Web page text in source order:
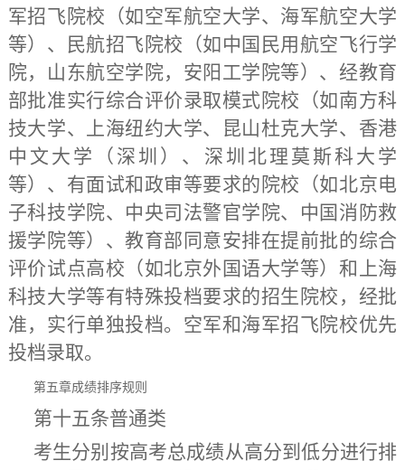
军招飞院校（如空军航空大学、海军航空大学
等）、民航招飞院校（如中国民用航空飞行学
院，山东航空学院，安阳工学院等）、经教育
部批准实行综合评价录取模式院校（如南方科
技大学、上海纽约大学、昆山杜克大学、香港
中文大学（深圳）、深圳北理莫斯科大学
等）、有面试和政审等要求的院校（如北京电
子科技学院、中央司法警官学院、中国消防救
援学院等）、教育部同意安排在提前批的综合
评价试点高校（如北京外国语大学等）和上海
科技大学等有特殊投档要求的招生院校，经批
准，实行单独投档。空军和海军招飞院校优先
投档录取。
第五章成绩排序规则
第十五条普通类
考生分别按高考总成绩从高分到低分进行排